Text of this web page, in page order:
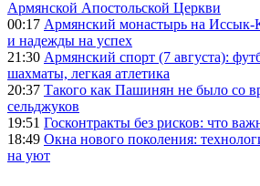
Армянской Апостольской Церкви
00:17 Армянский монастырь на Иссык-
и надежды на успех
21:30 Армянский спорт (7 августа):
шахматы, легкая атлетика
20:37 Такого как Пашинян не было со
сельджуков
19:51 Госконтракты без рисков: что
18:49 Окна нового поколения:
на уют